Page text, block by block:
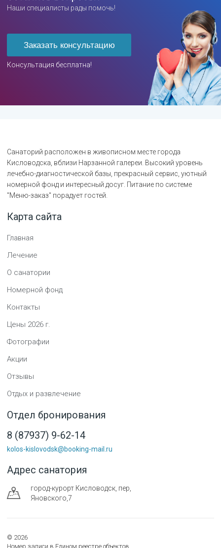
Наши специалисты рады помочь!
Заказать консультацию
Консультация бесплатна!
Санаторий расположен в живописном месте города
Кисловодска, вблизи Нарзанной галереи. Высокий уровень
лечебно-диагностической базы, прекрасный сервис, уютный
номерной фонд и интересный досуг. Питание по системе
"Меню-заказ" порадует гостей.
Карта сайта
Главная
Лечение
О санатории
Номерной фонд
Контакты
Цены 2026 г.
Фотографии
Акции
Отзывы
Отдых и развлечение
Отдел бронирования
8 (87937) 9-62-14
kolos-kislovodsk@booking-mail.ru
Адрес санатория
город-курорт Кисловодск, пер,
Яновского,7
© 2026
Номер записи в Едином реестре объектов